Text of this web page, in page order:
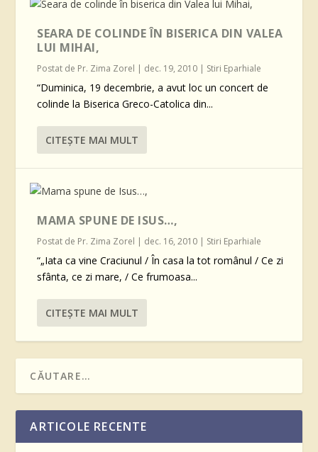
SEARA DE COLINDE ÎN BISERICA DIN VALEA
LUI MIHAI,
Postat de Pr. Zima Zorel | dec. 19, 2010 | Stiri Eparhiale
“Duminica, 19 decembrie, a avut loc un concert de
colinde la Biserica Greco-Catolica din...
CITEŞTE MAI MULT
MAMA SPUNE DE ISUS…,
Postat de Pr. Zima Zorel | dec. 16, 2010 | Stiri Eparhiale
“„Iata ca vine Craciunul / În casa la tot românul / Ce zi
sfânta, ce zi mare, / Ce frumoasa...
CITEŞTE MAI MULT
ARTICOLE RECENTE